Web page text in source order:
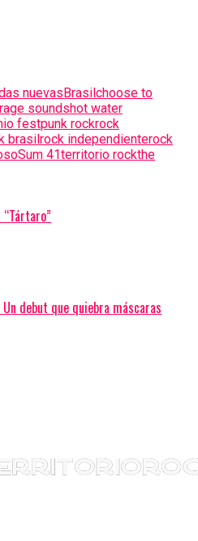
nuevasBrasilchoose to
soundshot water
festpunk rockrock
brasilrock independienterock
Sum 41territorio rockthe
debut que quiebra máscaras